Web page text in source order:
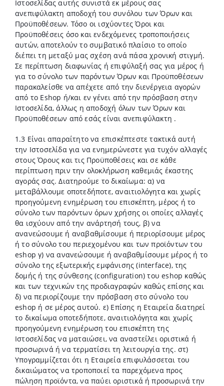
Ιστοσελίδας αυτής συνιστά εκ μέρους σας
ανεπιφύλακτη αποδοχή του συνόλου των Όρων και
Προϋποθέσεων. Τόσο οι ισχύοντες Όροι και
Προϋποθέσεις όσο και ενδεχόμενες τροποποιήσεις
αυτών, αποτελούν το συμβατικό πλαίσιο το οποίο
διέπει τη μεταξύ μας σχέση ανά πάσα χρονική στιγμή.
Σε περίπτωση διαφωνίας ή επιφύλαξή σας για μέρος ή
για το σύνολο των παρόντων Όρων και Προϋποθέσεων
παρακαλείσθε να απέχετε από την διενέργεια αγορών
από το Eshop ή/και εν γένει από την πρόσβαση στην
Ιστοσελίδα, άλλως η αποδοχή όλων των Όρων και
Προϋποθέσεων από εσάς είναι ανεπιφύλακτη .
1.3 Είναι απαραίτητο να επισκέπτεστε τακτικά αυτή
την Ιστοσελίδα για να ενημερώνεστε για τυχόν αλλαγές
στους Όρους και τις Προϋποθέσεις και σε κάθε
περίπτωση πριν την ολοκλήρωση καθεμιάς έκαστης
αγοράς σας. Διατηρούμε το δικαίωμα: α) να
μεταβάλλουμε οποτεδήποτε, αναιτιολόγητα και χωρίς
προηγούμενη ενημέρωση του επισκέπτη, μέρος ή το
σύνολο των παρόντων όρων χρήσης οι οποίες αλλαγές
θα ισχύουν από την ανάρτησή τους, β) να
ανανεώσουμε ή αναβαθμίσουμε ή περιορίσουμε μέρος
ή το σύνολο του περιεχομένου και των προϊόντων του
eshop γ) να ανανεώσουμε ή αναβαθμίσουμε μέρος ή το
σύνολο της εξωτερικής εμφάνισης (interface), της
δομής ή της σύνθεσης (configuration) του eshop καθώς
και των τεχνικών της προδιαγραφών καθώς επίσης και
δ) να περιορίζουμε την πρόσβαση στο σύνολο του
eshop ή σε μέρος αυτού. ε) Επίσης η Εταιρεία διατηρεί
το δικαίωμα οποτεδήποτε, αναιτιολόγητα και χωρίς
προηγούμενη ενημέρωση του επισκέπτη της
Ιστοσελίδας να ματαιώσει, να αναστείλει οριστικά ή
προσωρινά ή να τερματίσει τη λειτουργία της. στ)
Υπογραμμίζεται ότι η Εταιρεία επιφυλάσσεται του
δικαιώματος να τροποποιεί τα παρεχόμενα προς
πώληση προϊόντα, να παύει οριστικά ή προσωρινά την